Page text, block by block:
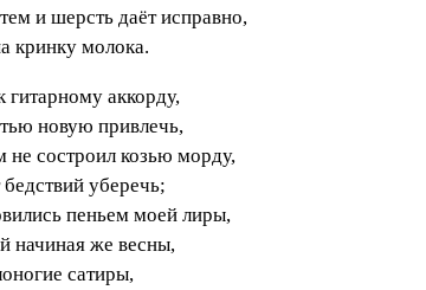
и шерсть даёт исправно,
кринку молока.
гитарному аккорду,
новую привлечь,
не состроил козью морду,
бедствий уберечь;
пеньем моей лиры,
начиная же весны,
сатиры,